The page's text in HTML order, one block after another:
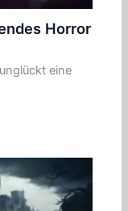
Horror
eine